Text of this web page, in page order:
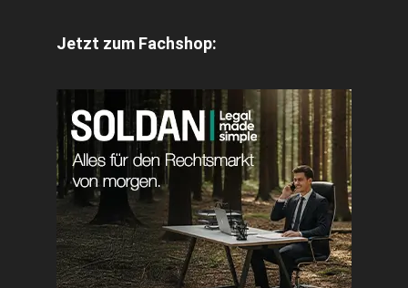
Jetzt zum Fachshop: